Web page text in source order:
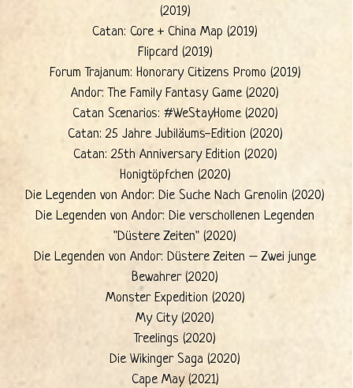
(2019)
Catan: Core + China Map (2019)
Flipcard (2019)
Forum Trajanum: Honorary Citizens Promo (2019)
Andor: The Family Fantasy Game (2020)
Catan Scenarios: #WeStayHome (2020)
Catan: 25 Jahre Jubiläums-Edition (2020)
Catan: 25th Anniversary Edition (2020)
Honigtöpfchen (2020)
Die Legenden von Andor: Die Suche Nach Grenolin (2020)
Die Legenden von Andor: Die verschollenen Legenden
"Düstere Zeiten" (2020)
Die Legenden von Andor: Düstere Zeiten – Zwei junge
Bewahrer (2020)
Monster Expedition (2020)
My City (2020)
Treelings (2020)
Die Wikinger Saga (2020)
Cape May (2021)